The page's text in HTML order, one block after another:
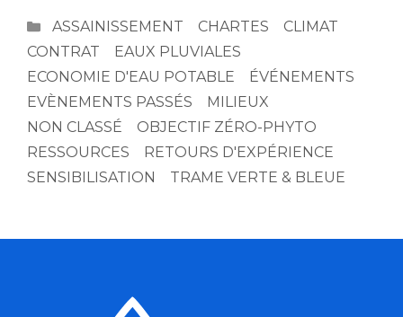
CATÉGORIES
ASSAINISSEMENT CHARTES
CLIMAT
CONTRAT
EAUX PLUVIALES
ECONOMIE D'EAU POTABLE
ÉVÉNEMENTS
EVÈNEMENTS PASSÉS
MILIEUX
NON CLASSÉ
OBJECTIF ZÉRO-PHYTO
RESSOURCES
RETOURS D'EXPÉRIENCE
SENSIBILISATION
TRAME VERTE & BLEUE